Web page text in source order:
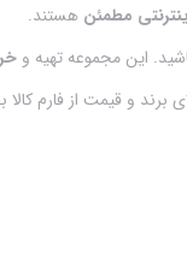
مطمئن هستند.
این مجموعه تهیه و
برند و قیمت از فارم